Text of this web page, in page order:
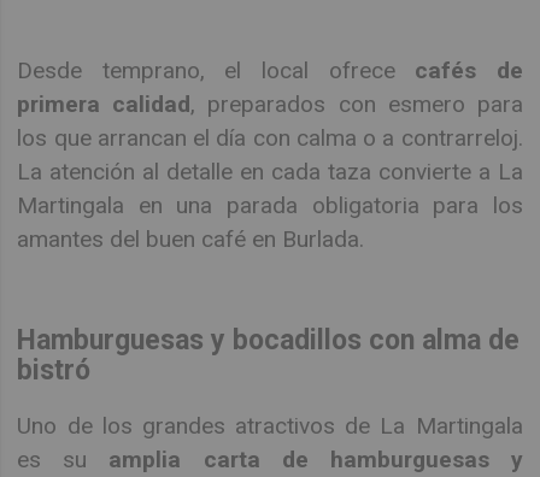
Desde temprano, el local ofrece cafés de
primera calidad, preparados con esmero para
los que arrancan el día con calma o a contrarreloj.
La atención al detalle en cada taza convierte a La
Martingala en una parada obligatoria para los
amantes del buen café en Burlada.
Hamburguesas y bocadillos con alma de
bistró
Uno de los grandes atractivos de La Martingala
es su amplia carta de hamburguesas y